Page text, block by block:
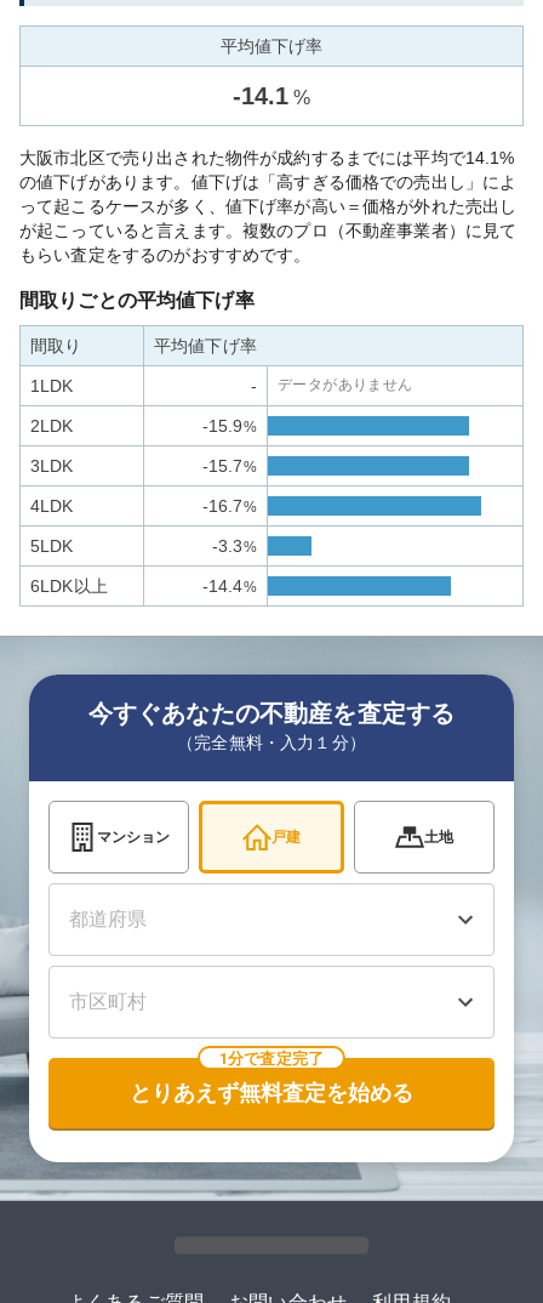
平均値下げ率
-14.1 %
大阪市北区で売り出された物件が成約するまでには平均で14.1%
の値下げがあります。値下げは「高すぎる価格での売出し」によ
って起こるケースが多く、値下げ率が高い＝価格が外れた売出し
が起こっていると言えます。複数のプロ（不動産事業者）に見て
もらい査定をするのがおすすめです。
間取りごとの平均値下げ率
間取り 平均値下げ率
1LDK - データがありません
2LDK -15.9%
3LDK -15.7%
4LDK -16.7%
5LDK -3.3%
6LDK以上 -14.4%
今すぐあなたの不動産を査定する
（完全無料・入力１分）
マンション 戸建 土地
1分で査定完了
とりあえず無料査定を始める